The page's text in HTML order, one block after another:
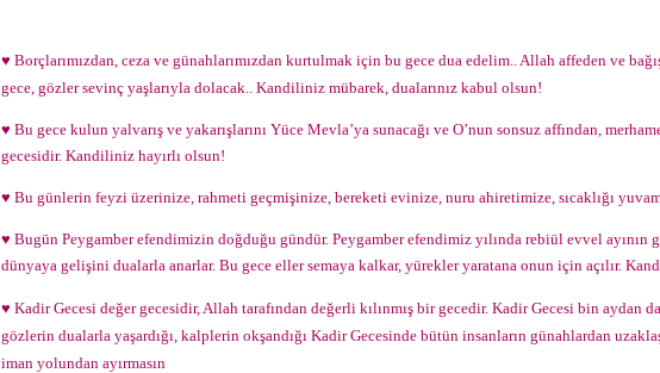
♥ Borçlarımızdan, ceza ve günahlarımızdan kurtulmak için bu gece dua edelim.. Allah affeden ve
gece, gözler sevinç yaşlarıyla dolacak.. Kandiliniz mübarek, dualarınız kabul olsun!
♥ Bu gece kulun yalvarış ve yakarışlarını Yüce Mevla’ya sunacağı ve O’nun sonsuz affından,
gecesidir. Kandiliniz hayırlı olsun!
♥ Bu günlerin feyzi üzerinize, rahmeti geçmişinize, bereketi evinize, nuru ahiretimize, sıcaklığı
♥ Bugün Peygamber efendimizin doğduğu gündür. Peygamber efendimiz yılında rebiül evvel
dünyaya gelişini dualarla anarlar. Bu gece eller semaya kalkar, yürekler yaratana onun için açılır.
♥ Kadir Gecesi değer gecesidir, Allah tarafından değerli kılınmış bir gecedir. Kadir Gecesi bin aydan
gözlerin dualarla yaşardığı, kalplerin okşandığı Kadir Gecesinde bütün insanların günahlardan
iman yolundan ayırmasın